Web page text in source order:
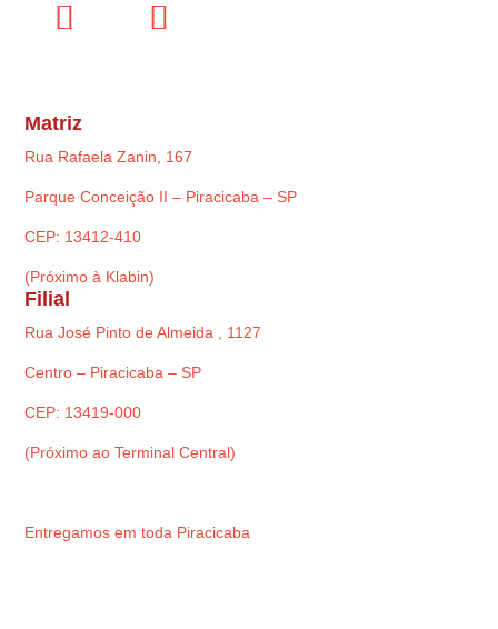
Matriz
Rua Rafaela Zanin, 167
Parque Conceição II – Piracicaba – SP
CEP: 13412-410
(Próximo à Klabin)
Filial
Rua José Pinto de Almeida , 1127
Centro – Piracicaba – SP
CEP: 13419-000
(Próximo ao Terminal Central)
Entregamos em toda Piracicaba